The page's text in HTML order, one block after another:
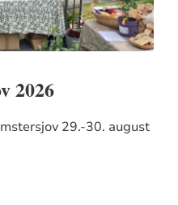
2026
29.-30. august